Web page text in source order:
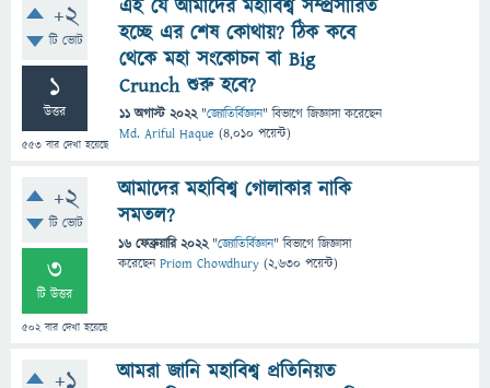
+2
টি ভোট
1
উত্তর
553 বার দেখা হয়েছে
এই যে আমাদের মহাবিশ্ব সম্প্রসারিত
হচ্ছে এর শেষ কোথায়? ঠিক কবে
থেকে মহা সংকোচন বা Big
Crunch শুরু হবে?
11 অগাস্ট 2022 "জ্যোতির্বিজ্ঞান" বিভাগে জিজ্ঞাসাকরেছেন
Md. Ariful Haque (4,010 পয়েন্ট)
+2
টি ভোট
3
টি উত্তর
502বার দেখা হয়েছে
আমাদের মহাবিশ্ব গোলাকার নাকি
সমতল?
16 ফেব্রুয়ারি 2022 "জ্যোতির্বিজ্ঞান" বিভাগে জিজ্ঞাসা
করেছেনPriom Chowdhury (2,630 পয়েন্ট)
আমরা জানি মহাবিশ্ব প্রতিনিয়ত